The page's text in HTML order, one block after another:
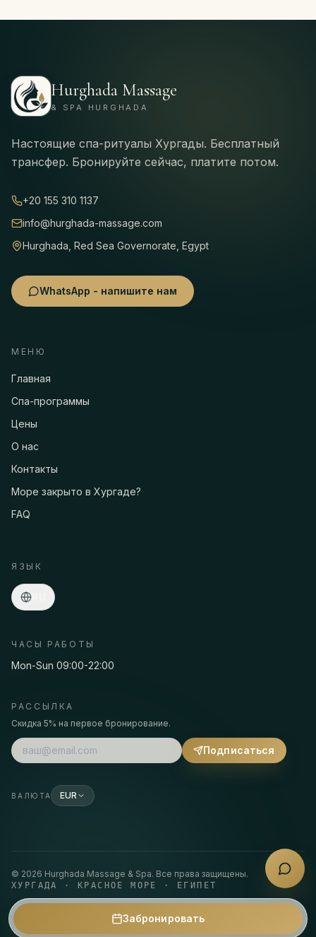
Hurghada Massage
& SPA HURGHADA
Настоящие спа-ритуалы Хургады. Бесплатный
трансфер. Бронируйте сейчас, платите потом.
+20 155 310 1137
info@hurghada-massage.com
Hurghada, Red Sea Governorate, Egypt
WhatsApp - напишите нам
МЕНЮ
Главная
Спа-программы
Цены
О нас
Контакты
Море закрыто в Хургаде?
FAQ
ЯЗЫК
ЧАСЫ РАБОТЫ
Mon-Sun 09:00-22:00
РАССЫЛКА
Скидка 5% на первое бронирование.
Подписаться
ВАЛЮТА EUR
© 2026 Hurghada Massage & Spa. Все права защищены.
ХУРГАДА · КРАСНОЕ МОРЕ · ЕГИПЕТ
Забронировать